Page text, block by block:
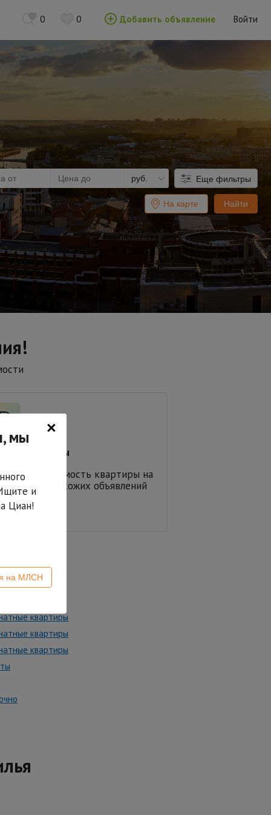
0 0 Добавить объявление Войти
руб. Еще фильтры
На карте Найти
квартиры
стоимость квартиры на
тысяч похожих объявлений
квартиру
квартиры
квартиры
квартиры
×
мы
и
Циан!
на МЛСН